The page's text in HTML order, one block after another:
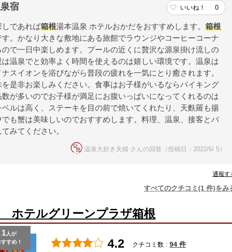
宿 いいね！ 0
であれば箱根湯本温泉 ホテルおかだをおすすめします。 箱根
。かなり大きな敷地にある旅館でラウンジやコーヒーコーナ
で一日中楽しめます。プールの近くに贅沢な源泉掛け流しの
温泉でと効率よく時間を使えるのは嬉しい環境です。温泉は
スイオンを浴びながら普段の疲れを一気にとり癒されます。
是非お楽しみください。食事はお子様がいるならバイキング
が多いのでお子様が満足にお腹いっぱいになってくれるのは
ルは高く、ステーキを目の前で焼いてくれたり、天麩羅も揚
も蟹は美味しいのでおすすめします。料理、温泉、接客とバ
みてください。
温泉大好き夫婦 さんの回答（投稿日：2022/6/ 5）
通報す
すべてのクチコミ(1 件)をみ
ホテルグリーンプラザ箱根
1人が
すすめ！
4.2 クチコミ数 : 94 件